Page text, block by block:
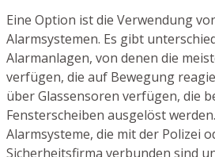
Eine Option ist die Verwendung
Alarmsystemen. Es gibt
Alarmanlagen, von denen die
verfügen, die auf Bewegung
über Glassensoren verfügen, die
Fensterscheiben ausgelöst
Alarmsysteme, die mit der Polizei
Sicherheitsfirma verbunden sind